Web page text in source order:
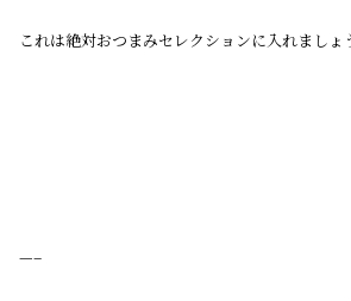
これは絶対おつまみセレクションに入れましょ
—–